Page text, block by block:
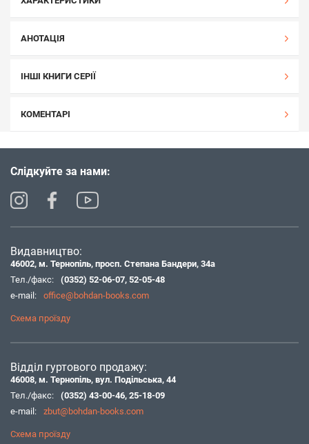
АНОТАЦІЯ
ІНШІ КНИГИ СЕРІЇ
КОМЕНТАРІ
Слідкуйте за нами:
Видавництво:
46002, м. Тернопіль, просп. Степана Бандери, 34а
Тел./факс:
(0352) 52-06-07, 52-05-48
e-mail:
office@bohdan-books.com
Схема проїзду
Відділ гуртового продажу:
46008, м. Тернопіль, вул. Подільська, 44
Тел./факс:
(0352) 43-00-46, 25-18-09
e-mail:
zbut@bohdan-books.com
Схема проїзду